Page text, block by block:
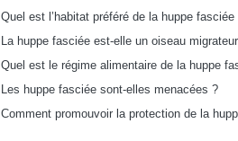
Quel est l’habitat préféré de la huppe fasciée
La huppe fasciée est-elle un oiseau
Quel est le régime alimentaire de la huppe
Les huppe fasciée sont-elles menacées ?
Comment promouvoir la protection de la